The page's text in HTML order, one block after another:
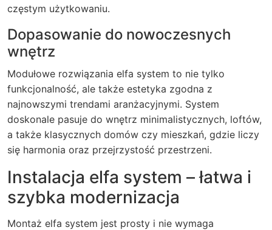
częstym użytkowaniu.
Dopasowanie do nowoczesnych
wnętrz
Modułowe rozwiązania elfa system to nie tylko
funkcjonalność, ale także estetyka zgodna z
najnowszymi trendami aranżacyjnymi. System
doskonale pasuje do wnętrz minimalistycznych, loftów,
a także klasycznych domów czy mieszkań, gdzie liczy
się harmonia oraz przejrzystość przestrzeni.
Instalacja elfa system – łatwa i
szybka modernizacja
Montaż elfa system jest prosty i nie wymaga